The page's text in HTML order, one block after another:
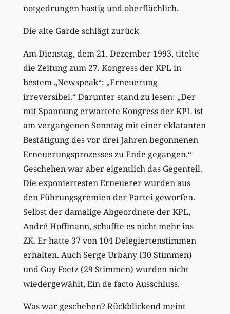
notgedrungen hastig und oberflächlich.
Die alte Garde schlägt zurück
Am Dienstag, dem 21. Dezember 1993, titelte
die Zeitung zum 27. Kongress der KPL in
bestem „Newspeak“: „Erneuerung
irreversibel.“ Darunter stand zu lesen: „Der
mit Spannung erwartete Kongress der KPL ist
am vergangenen Sonntag mit einer eklatanten
Bestätigung des vor drei Jahren begonnenen
Erneuerungsprozesses zu Ende gegangen.“
Geschehen war aber eigentlich das Gegenteil.
Die exponiertesten Erneuerer wurden aus
den Führungsgremien der Partei geworfen.
Selbst der damalige Abgeordnete der KPL,
André Hoffmann, schaffte es nicht mehr ins
ZK. Er hatte 37 von 104 Delegiertenstimmen
erhalten. Auch Serge Urbany (30 Stimmen)
und Guy Foetz (29 Stimmen) wurden nicht
wiedergewählt, Ein de facto Ausschluss.
Was war geschehen? Rückblickend meint